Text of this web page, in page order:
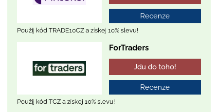
Recenze
Použij kód TRADE10CZ a získej 10% slevu!
ForTraders
Jdu do toho!
Recenze
Použij kód TCZ a získej 10% slevu!